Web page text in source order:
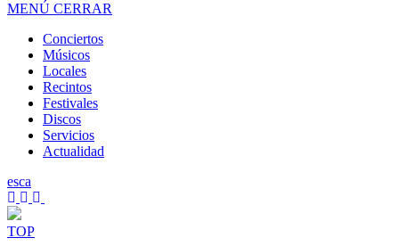
MENÚ CERRAR
Conciertos
Músicos
Locales
Recintos
Festivales
Discos
Servicios
Actualidad
esca
TOP